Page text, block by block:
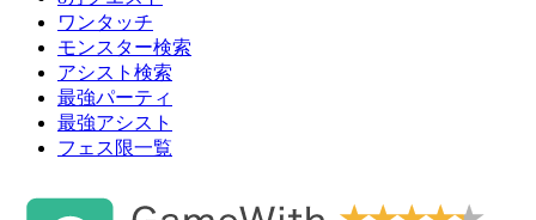
ワンタッチ
モンスター検索
アシスト検索
最強パーティ
最強アシスト
フェス限一覧